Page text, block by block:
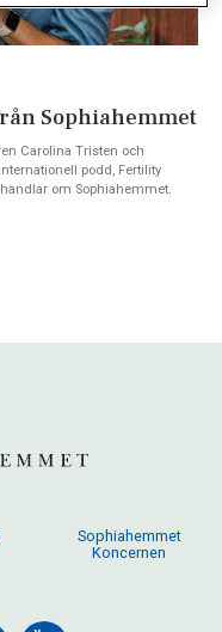
Sophiahemmet
Carolina Tristen och
podd, Fertility
om Sophiahemmet.
Sophiahemmet
Koncernen